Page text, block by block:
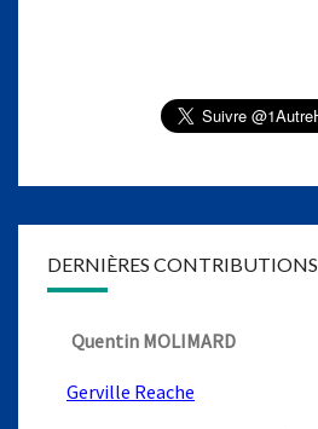
DERNIÈRES CONTRIBUTIONS
Quentin MOLIMARD
Gerville Reache